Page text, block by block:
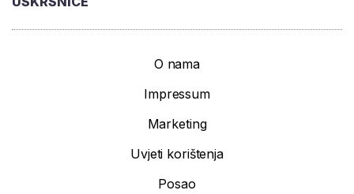
O nama
Impressum
Marketing
Uvjeti korištenja
Posao